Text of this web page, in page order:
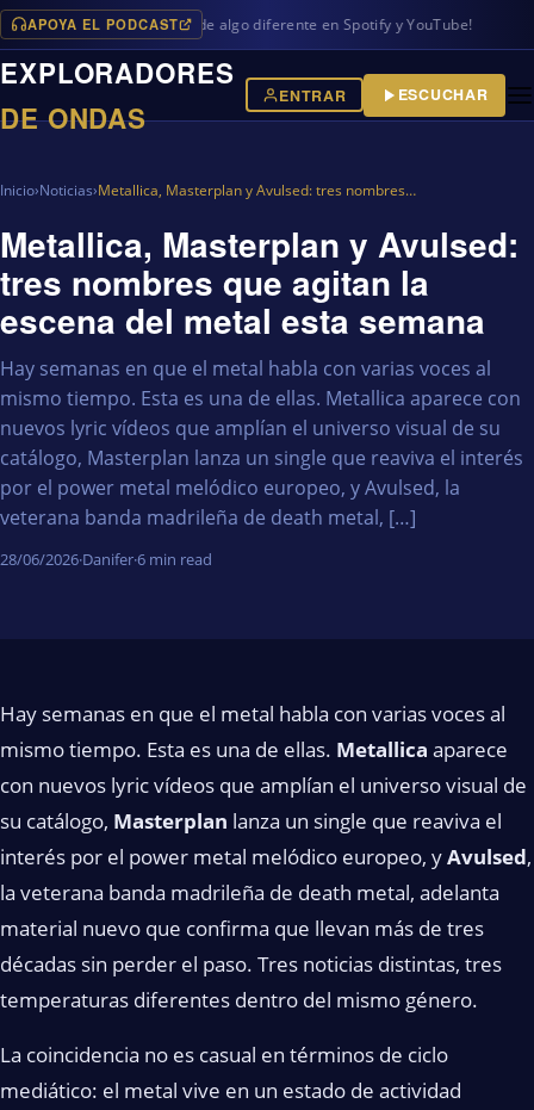
APOYA EL PODCAST
en iVoox, además de algo diferente en Spotify y YouTube!
EXPLORADORES
DE ONDAS
ENTRAR ESCUCHAR
Inicio›Noticias›Metallica, Masterplan y Avulsed: tres nombres…
Metallica, Masterplan y Avulsed:
tres nombres que agitan la
escena del metal esta semana
Hay semanas en que el metal habla con varias voces al
mismo tiempo. Esta es una de ellas. Metallica aparece con
nuevos lyric vídeos que amplían el universo visual de su
catálogo, Masterplan lanza un single que reaviva el interés
por el power metal melódico europeo, y Avulsed, la
veterana banda madrileña de death metal, […]
28/06/2026·Danifer·6 min read
Hay semanas en que el metal habla con varias voces al
mismo tiempo. Esta es una de ellas. Metallica aparece
con nuevos lyric vídeos que amplían el universo visual de
su catálogo, Masterplan lanza un single que reaviva el
interés por el power metal melódico europeo, yAvulsed,
la veterana banda madrileña de death metal, adelanta
material nuevo que confirma que llevan más de tres
décadas sin perder el paso. Tres noticias distintas, tres
temperaturas diferentes dentro del mismo género.
La coincidencia no es casual en términos de ciclo
mediático: el metal vive en un estado de actividad